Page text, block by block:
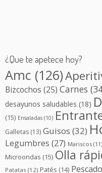
¿Que te apetece hoy?
Amc (126)
Bizcochos (25) Carnes
desayunos saludables (18)
(15) Ensaladas (10)
Galletas (13) Guisos (32)
Legumbres (27) Mariscos (11)
Microondas (15) Olla
Patatas (12) Patés (14)